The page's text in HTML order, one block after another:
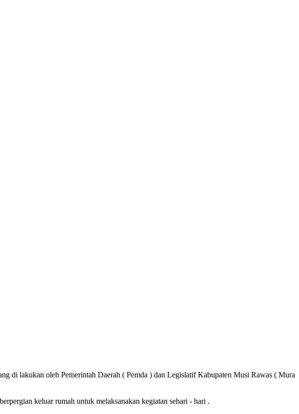
di lakukan oleh Pemerintah Daerah ( Pemda ) dan Legislatif Kabupaten Musi Rawas ( Mura
keluar rumah untuk melaksanakan kegiatan sehari - hari .